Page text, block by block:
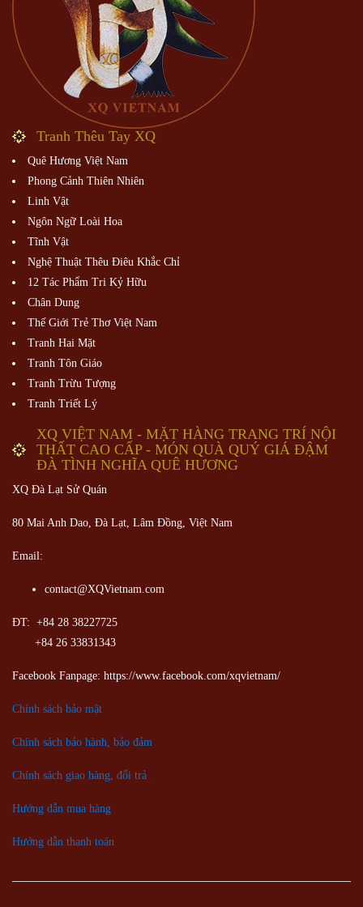
Tranh Thêu Tay XQ
Quê Hương Việt Nam
Phong Cảnh Thiên Nhiên
Linh Vật
Ngôn Ngữ Loài Hoa
Tĩnh Vật
Nghệ Thuật Thêu Điêu Khắc Chỉ
12 Tác Phẩm Tri Kỷ Hữu
Chân Dung
Thế Giới Trẻ Thơ Việt Nam
Tranh Hai Mặt
Tranh Tôn Giáo
Tranh Trừu Tượng
Tranh Triết Lý
XQ VIỆT NAM - MẶT HÀNG TRANG TRÍ NỘI
THẤT CAO CẤP - MÓN QUÀ QUÝ GIÁ ĐẬM
ĐÀ TÌNH NGHĨA QUÊ HƯƠNG
XQ Đà Lạt Sử Quán
80 Mai Anh Dao, Đà Lạt, Lâm Đồng, Việt Nam
Email:
contact@XQVietnam.com
ĐT: +84 28 38227725
+84 26 33831343
Facebook Fanpage: https://www.facebook.com/xqvietnam/
Chính sách bảo mật
Chính sách bảo hành, bảo đảm
Chính sách giao hàng, đổi trả
Hướng dẫn mua hàng
Hướng dẫn thanh toán